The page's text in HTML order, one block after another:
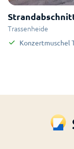
Trassenheide
Konzertmuschel